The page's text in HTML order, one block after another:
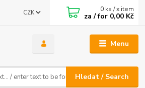
Menu
CZK
Hledat / Search
0 ks / x item
za / for 0,00 Kč